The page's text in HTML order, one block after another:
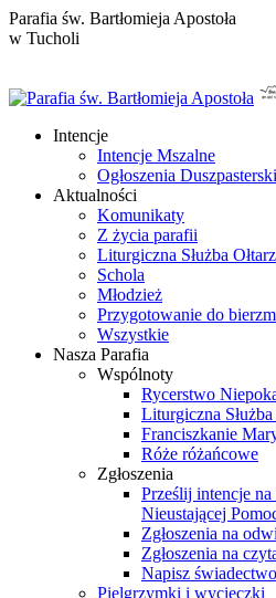
Przewiń
do
Parafia św. Bartłomieja Apostoła
w Tucholi
Intencje
Intencje Mszalne
Ogłoszenia
Aktualności
Komunikaty
Z życia parafii
Liturgiczna Służba
Schola
Młodzież
Przygotowanie do
Wszystkie
Nasza Parafia
Wspólnoty
Rycerstwo
Liturgiczna Służba
Franciszkanie
Róże różańcowe
Zgłoszenia
Prześlij intencje
Nieustającej
Zgłoszenia na
Zgłoszenia na
Napisz
Pielgrzymki i wycieczki